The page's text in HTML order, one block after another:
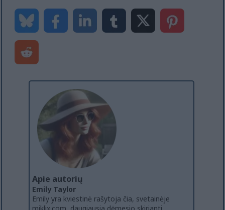
Apie autorių
Emily Taylor
Emily yra kviestinė rašytoja čia, svetainėje